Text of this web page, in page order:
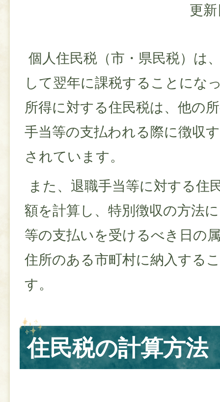
更
個人住民税（市・県民税）は
して翌年に課税することにな
所得に対する住民税は、他の
手当等の支払われる際に徴収
されています。
また、退職手当等に対する住
額を計算し、特別徴収の方法
等の支払いを受けるべき日の
住所のある市町村に納入する
す。
住民税の計算方法